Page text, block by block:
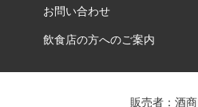
お問い合わせ
飲食店の方へのご案内
販売者：酒